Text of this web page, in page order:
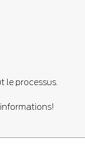
le processus.